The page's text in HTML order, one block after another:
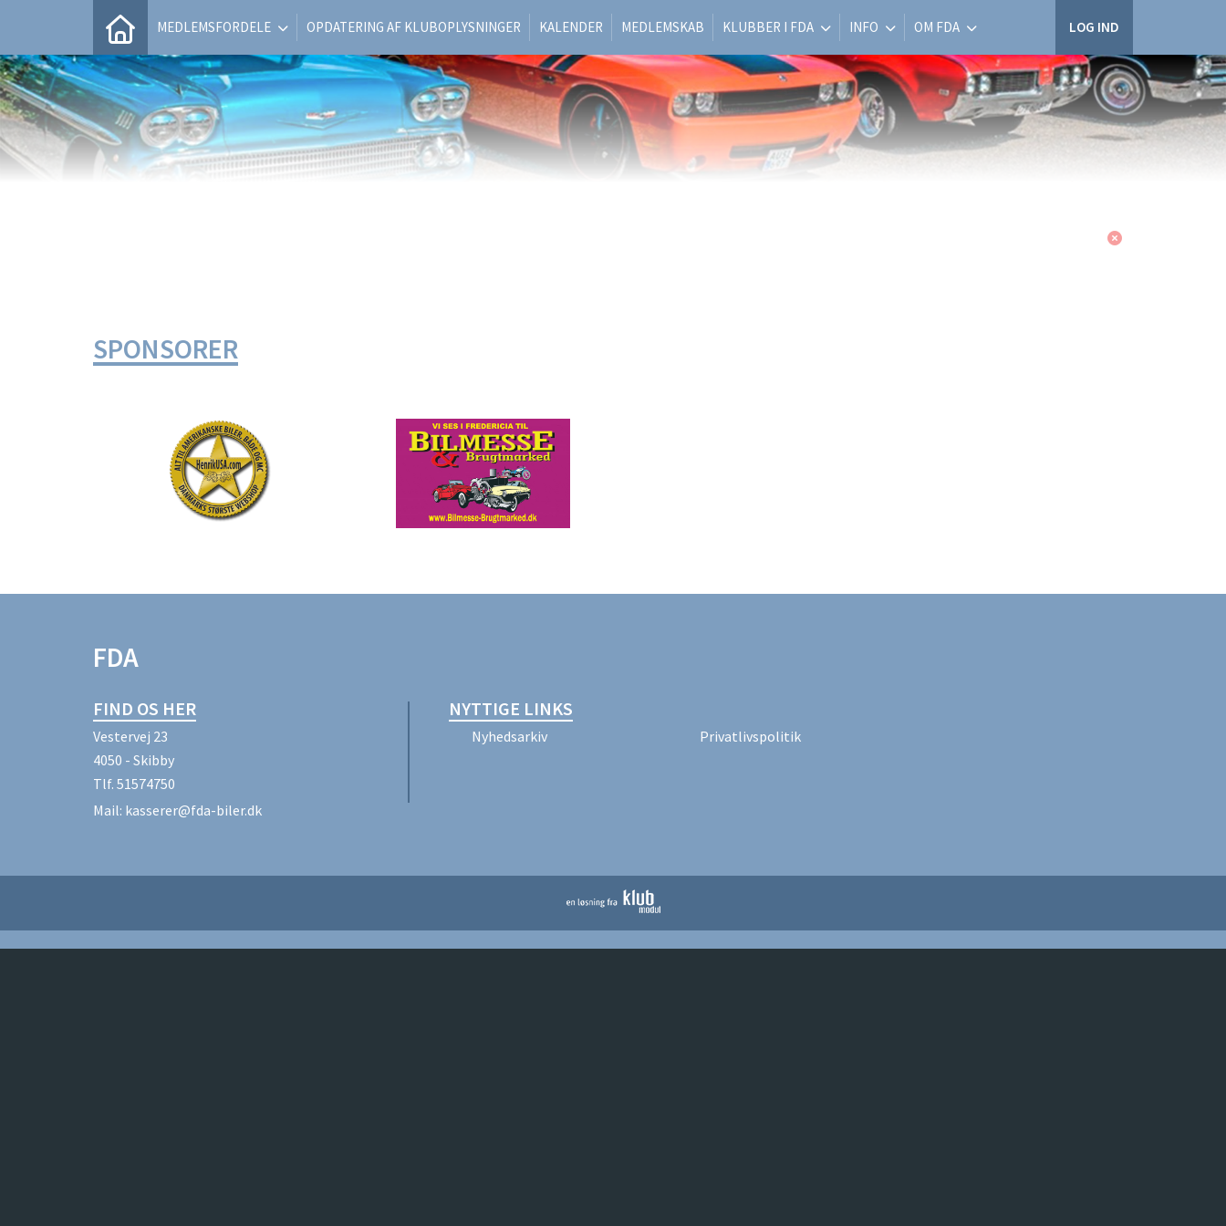
MEDLEMSFORDELE OPDATERING AF KLUBOPLYSNINGER KALENDER MEDLEMSKAB KLUBBER I FDA INFO OM FDA LOG IND
SPONSORER
FDA
FIND OS HER
Vestervej 23
4050 - Skibby
Tlf. 51574750
Mail: kasserer@fda-biler.dk
NYTTIGE LINKS
Nyhedsarkiv Privatlivspolitik